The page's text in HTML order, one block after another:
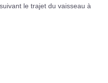
le trajet du vaisseau à